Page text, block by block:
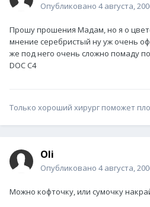
Опубликовано 4 августа,
Прошу прошения Мадам, но я о
мнение серебристый ну уж очень
же под него очень сложно помаду
DOC C4
Только хороший хирург поможет
Oli
Опубликовано 4 августа,
Можно кофточку, или сумочку